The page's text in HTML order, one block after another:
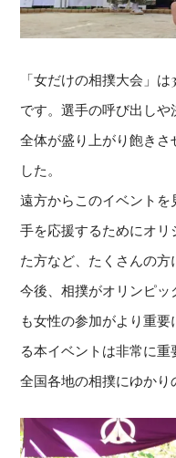
「女だけの相撲大会」
です。選手の呼び出し
全体が盛り上がり飽き
した。
遠方からこのイベント
手を応援するためにオ
た方など、たくさんの方
今後、相撲がオリンピ
も女性の参加がより重
る本イベントは非常に
全国各地の相撲にゆかり